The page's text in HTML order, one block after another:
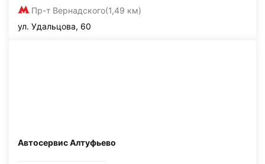
Пр-т Вернадского(1,49 км)
ул. Удальцова, 60
Автосервис Алтуфьево